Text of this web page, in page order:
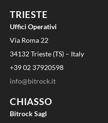
TRIESTE
Uffici Operativi
Via Roma 22
34132 Trieste (TS) – Italy
+39 02 37920598
info@bitrock.it
CHIASSO
Bitrock Sagl